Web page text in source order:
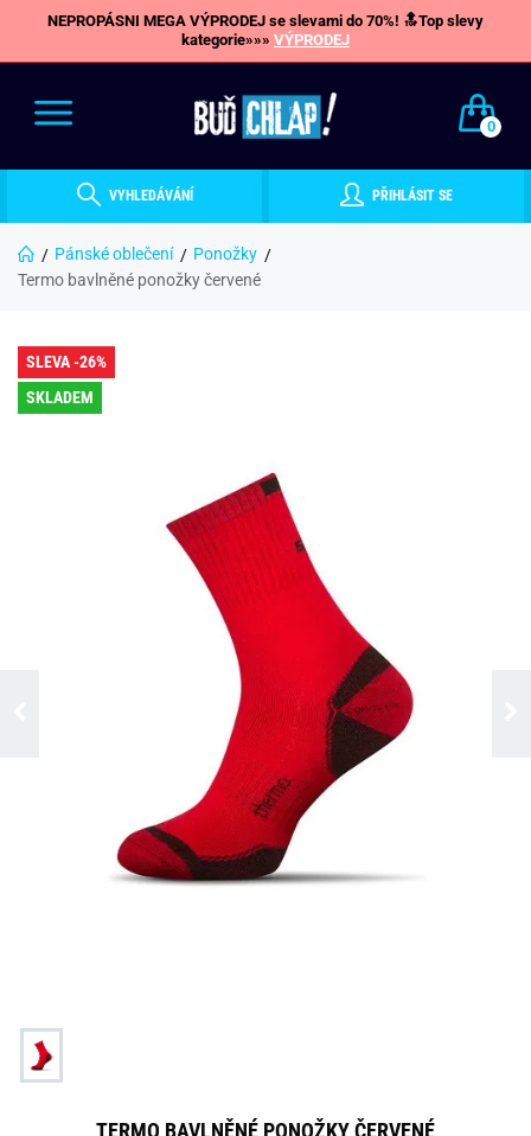
NEPROPÁSNI MEGA VÝPRODEJ se slevami do 70%! 🔝Top slevy
kategorie»»» VÝPRODEJ
0
VYHLEDÁVÁNÍ PŘIHLÁSIT SE
Pánské oblečení
Ponožky
Termo bavlněné ponožky červené
SLEVA -26%
SKLADEM
TERMO BAVLNĚNÉ PONOŽKY ČERVENÉ